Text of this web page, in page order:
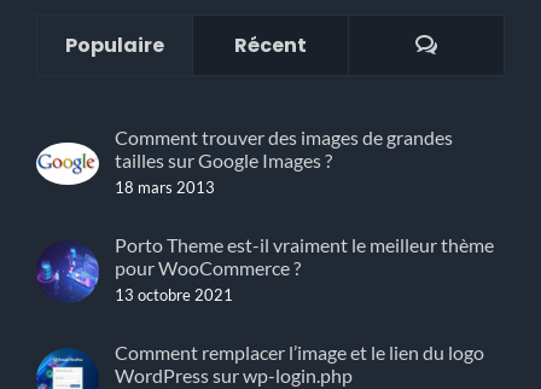
Populaire Récent
Comment trouver des images de grandes
tailles sur Google Images ?
18 mars 2013
Porto Theme est-il vraiment le meilleur thème
pour WooCommerce ?
13 octobre 2021
Comment remplacer l’image et le lien du logo
WordPress sur wp-login.php